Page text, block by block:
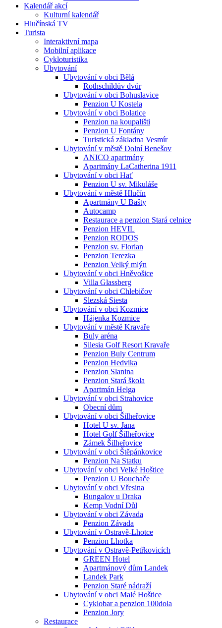
Kalendář akcí
Kulturní kalendář
Hlučínská TV
Turista
Interaktivní mapa
Mobilní aplikace
Cykloturistika
Ubytování
Ubytování v obci Bělá
Rothschildův dvůr
Ubytování v obci Bohuslavice
Penzion U Kostela
Ubytování v obci Bolatice
Penzion na koupališti
Penzion U Fontány
Turistická základna Vesmír
Ubytování v městě Dolní Benešov
ANICO apartmány
Apartmány LaCatherina 1911
Ubytování v obci Hať
Penzion U sv. Mikuláše
Ubytování v městě Hlučín
Apartmány U Bašty
Autocamp
Restaurace a penzion Stará celnice
Penzion HEVIL
Penzion RODOS
Penzion sv. Florian
Penzion Terezka
Penzion Velký mlýn
Ubytování v obci Hněvošice
Villa Glassberg
Ubytování v obci Chlebičov
Slezská Siesta
Ubytování v obci Kozmice
Hájenka Kozmice
Ubytování v městě Kravaře
Buly aréna
Silesia Golf Resort Kravaře
Penzion Buly Centrum
Penzion Hedvika
Penzion Slanina
Penzion Stará škola
Apartmán Helga
Ubytování v obci Strahovice
Obecní dům
Ubytování v obci Šilheřovice
Hotel U sv. Jana
Hotel Golf Šilheřovice
Zámek Šilheřovice
Ubytování v obci Štěpánkovice
Penzion Na Statku
Ubytování v obci Velké Hoštice
Penzion U Bouchače
Ubytování v obci Vřesina
Bungalov u Draka
Kemp Vodní Důl
Ubytování v obci Závada
Penzion Závada
Ubytování v Ostravě-Lhotce
Penzion Lhotka
Ubytování v Ostravě-Petřkovicích
GREEN Hotel
Apartmánový dům Landek
Landek Park
Penzion Staré nádraží
Ubytování v obci Malé Hoštice
Cyklobar a penzion 100dola
Penzion Jory
Restaurace